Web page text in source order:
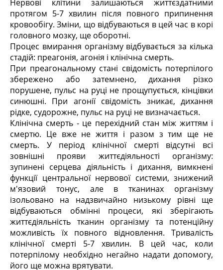
Нервові клітини залишаються життєздатними
протягом 5-7 хвилин після повного припинення
кровообігу. Зміни, що відбуваються в цей час в корі
головного мозку, ще оборотні.
Процес вмирання організму відбувається за кілька
стадій: преагонія, агонія і клінічна смерть.
При преагональному стані свідомість потерпілого
збережено або затемнено, дихання різко
порушене, пульс на руці не прощупується, кінцівки
синюшні. При агонії свідомість зникає, дихання
рідке, судорожне, пульс на руці не визначається.
Клінічна смерть - це перехідний стан між життям і
смертю. Це вже не життя і разом з тим ще не
смерть. У період клінічної смерті відсутні всі
зовнішні прояви життєдіяльності організму:
зупинені серцева діяльність і дихання, вимкнені
функції центральної нервової системи, знижений
м'язовий тонус, але в тканинах організму
ізольовано на надзвичайно низькому рівні ще
відбуваються обмінні процеси, які зберігають
життєдіяльність тканин організму та потенційну
можливість їх повного відновлення. Тривалість
клінічної смерті 5-7 хвилин. В цей час, коли
потерпілому необхідно негайно надати допомогу,
його ще можна врятувати.